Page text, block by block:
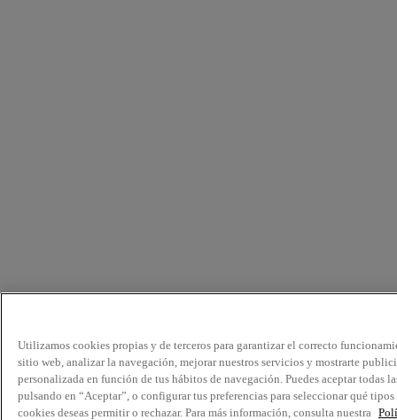
Utilizamos cookies propias y de terceros para garantizar el correcto
sitio web, analizar la navegación, mejorar nuestros servicios y mostrarte
personalizada en función de tus hábitos de navegación. Puedes aceptar todas
pulsando en “Aceptar”, o configurar tus preferencias para seleccionar qué tipos
cookies deseas permitir o rechazar. Para más información, consulta nuestra